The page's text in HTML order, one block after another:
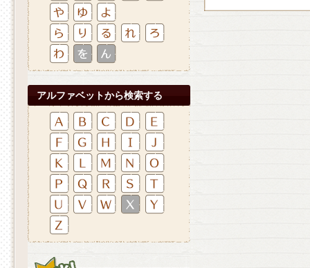
アルファベットから検索する